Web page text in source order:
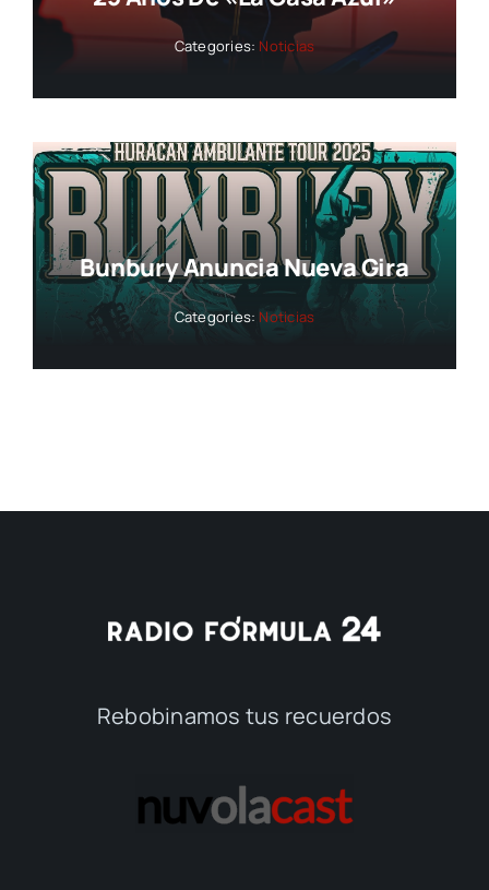
Categories: Noticias
Bunbury Anuncia Nueva Gira
Categories: Noticias
Rebobinamos tus recuerdos